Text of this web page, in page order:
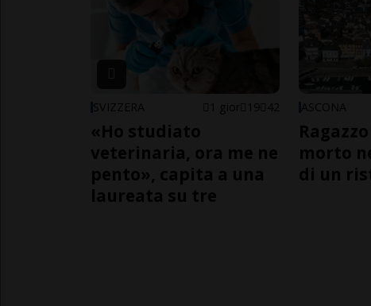
SVIZZERA 1 gior 19 42
«Ho studiato
veterinaria, ora me ne
pento», capita a una
laureata su tre
ASCONA
morto
di un